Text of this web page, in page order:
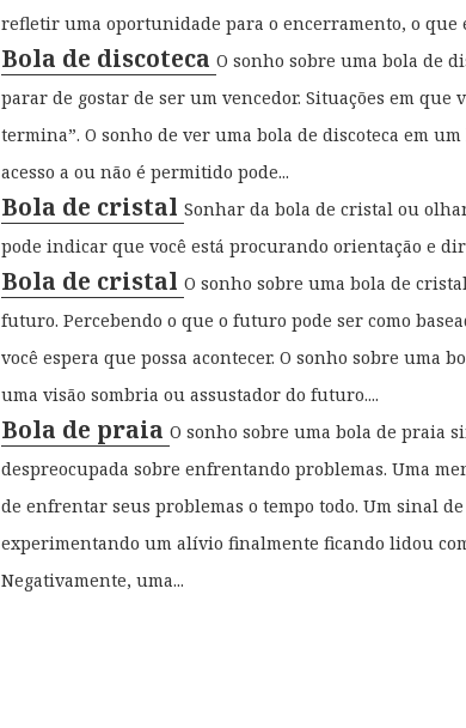
refletir uma oportunidade para o encerramento, o que
Bola de discotecaO sonho sobre uma bola de
parar de gostar de ser um vencedor. Situações em que
termina”. O sonho de ver uma bola de discoteca em
acesso a ou não é permitido pode...
Bola de cristalSonhar da bola de cristal ou
pode indicar que você está procurando orientação e
Bola de cristalO sonho sobre uma bola de
futuro. Percebendo o que o futuro pode ser como
você espera que possa acontecer. O sonho sobre uma
uma visão sombria ou assustador do futuro....
Bola de praiaO sonho sobre uma bola de praia
despreocupada sobre enfrentando problemas. Uma
de enfrentar seus problemas o tempo todo. Um sinal
experimentando um alívio finalmente ficando lidou
Negativamente, uma...